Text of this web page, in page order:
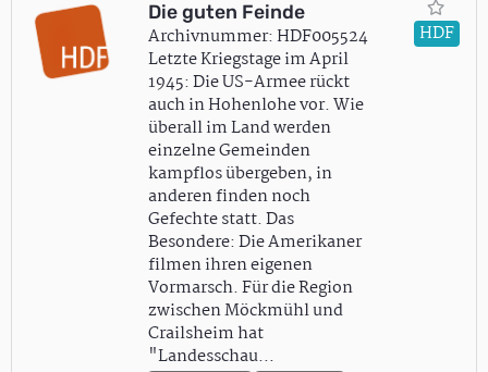
Die guten Feinde
Archivnummer: HDF005524
Letzte Kriegstage im April
1945: Die US-Armee rückt
auch in Hohenlohe vor. Wie
überall im Land werden
einzelne Gemeinden
kampflos übergeben, in
anderen finden noch
Gefechte statt. Das
Besondere: Die Amerikaner
filmen ihren eigenen
Vormarsch. Für die Region
zwischen Möckmühl und
Crailsheim hat
"Landesschau…
HDF